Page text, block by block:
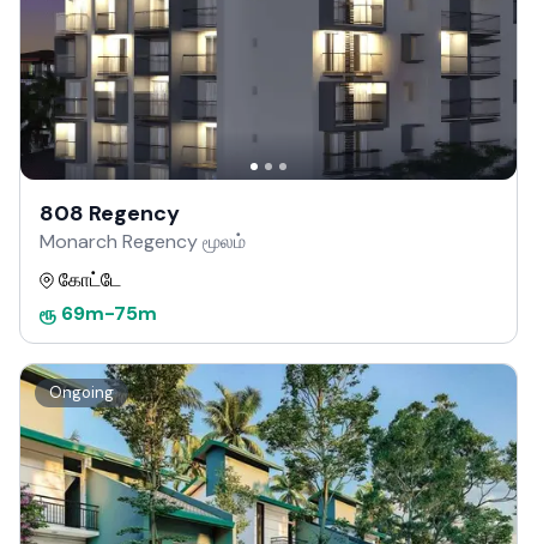
808 Regency
Monarch Regency மூலம்
கோட்டே
ரூ 69m-75m
Ongoing